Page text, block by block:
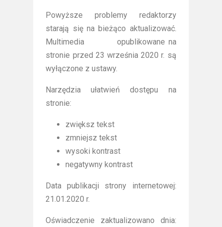
Powyższe problemy redaktorzy
starają się na bieżąco aktualizować.
Multimedia opublikowane na
stronie przed 23 września 2020 r. są
wyłączone z ustawy.
Narzędzia ułatwień dostępu na
stronie:
zwiększ tekst
zmniejsz tekst
wysoki kontrast
negatywny kontrast
Data publikacji strony internetowej:
21.01.2020 r.
Oświadczenie zaktualizowano dnia: